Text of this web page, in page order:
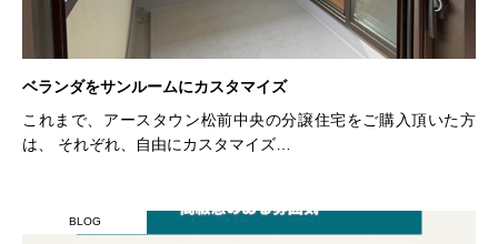
ベランダをサンルームにカスタマイズ
これまで、アースタウン松前中央の分譲住宅をご購入頂いた方
は、 それぞれ、自由にカスタマイズ…
BLOG